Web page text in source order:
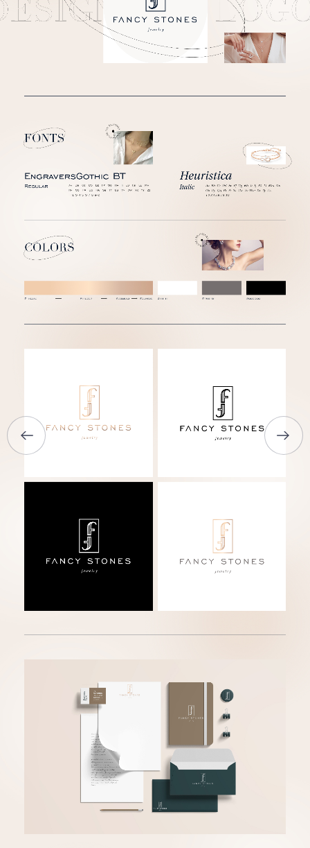
ГОЛОВНА
ПРО НАС
ПОРТФОЛІО
БРИФИ
КАР’ЄРА